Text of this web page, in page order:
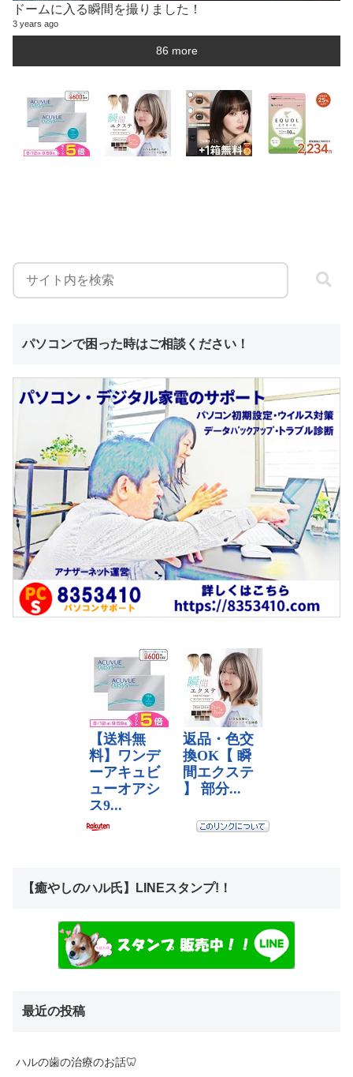
ドームに入る瞬間を撮りました！
3 years ago
86 more
パソコンで困った時はご相談ください！
【癒やしのハル氏】LINEスタンプ!！
最近の投稿
ハルの歯の治療のお話🦷